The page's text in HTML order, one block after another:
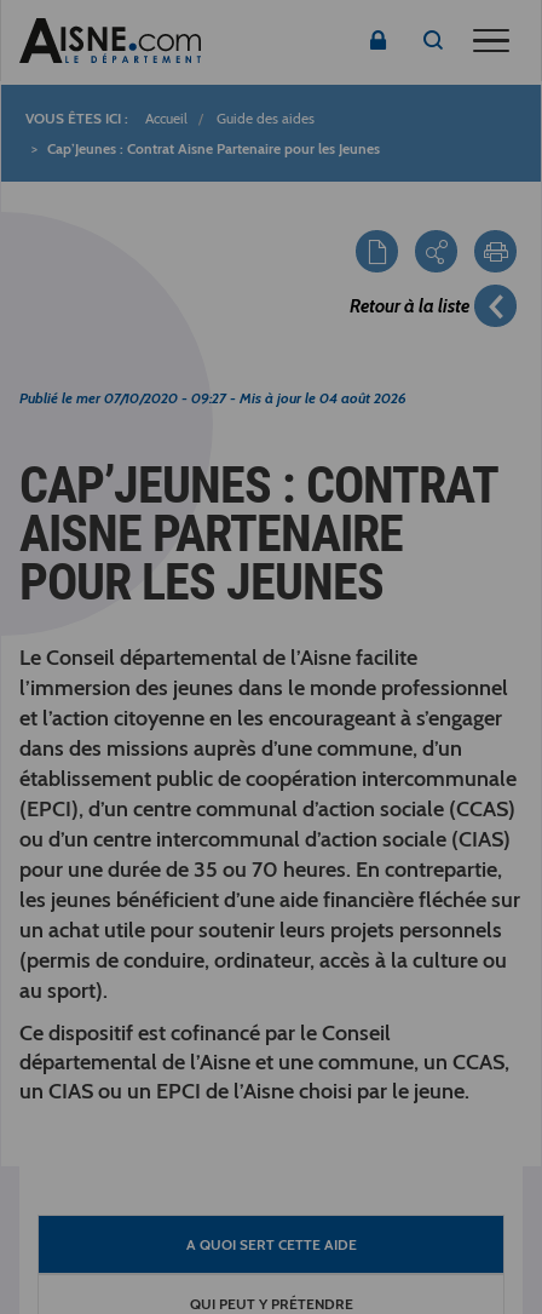
Fil
Accueil
Guide des aides
Cap’Jeunes : Contrat Aisne Partenaire pour les Jeunes
Retour à la liste
Publié le mer 07/10/2020 - 09:27 - Mis à jour le 04 août 2026
CAP’JEUNES : CONTRAT
AISNE PARTENAIRE
POUR LES JEUNES
Le Conseil départemental de l’Aisne facilite
l’immersion des jeunes dans le monde professionnel
et l’action citoyenne en les encourageant à s’engager
dans des missions auprès d’une commune, d’un
établissement public de coopération intercommunale
(EPCI), d’un centre communal d’action sociale (CCAS)
ou d’un centre intercommunal d’action sociale (CIAS)
pour une durée de 35 ou 70 heures. En contrepartie,
les jeunes bénéficient d’une aide financière fléchée sur
un achat utile pour soutenir leurs projets personnels
(permis de conduire, ordinateur, accès à la culture ou
au sport).
Ce dispositif est cofinancé par le Conseil
départemental de l’Aisne et une commune, un CCAS,
un CIAS ou un EPCI de l’Aisne choisi par le jeune.
A QUOI SERT CETTE AIDE
QUI PEUT Y PRÉTENDRE